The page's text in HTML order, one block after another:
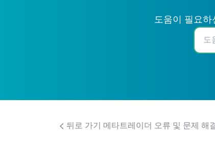
도움이 필요
뒤로 가기 메타트레이더 오류 및 문제 해